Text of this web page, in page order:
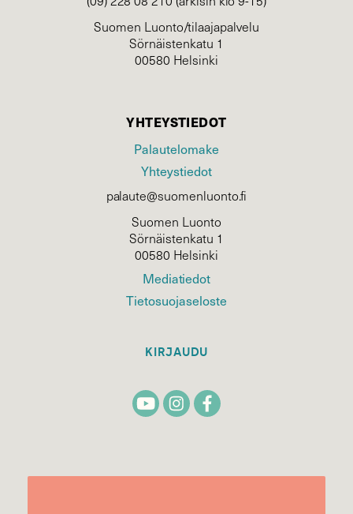
Suomen Luonto/tilaajapalvelu
Sörnäistenkatu 1
00580 Helsinki
YHTEYSTIEDOT
Palautelomake
Yhteystiedot
palaute@suomenluonto.fi
Suomen Luonto
Sörnäistenkatu 1
00580 Helsinki
Mediatiedot
Tietosuojaseloste
KIRJAUDU